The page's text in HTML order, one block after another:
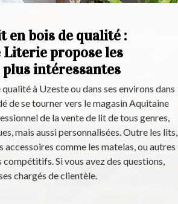
en bois de qualité :
propose les
intéressantes
à Uzeste ou dans ses environs dans
de se tourner vers le magasin Aquitaine
de la vente de lit de tous genres,
mais aussi personnalisées. Outre les lits,
accessoires comme les matelas, ou autres
compétitifs. Si vous avez des questions,
chargés de clientèle.